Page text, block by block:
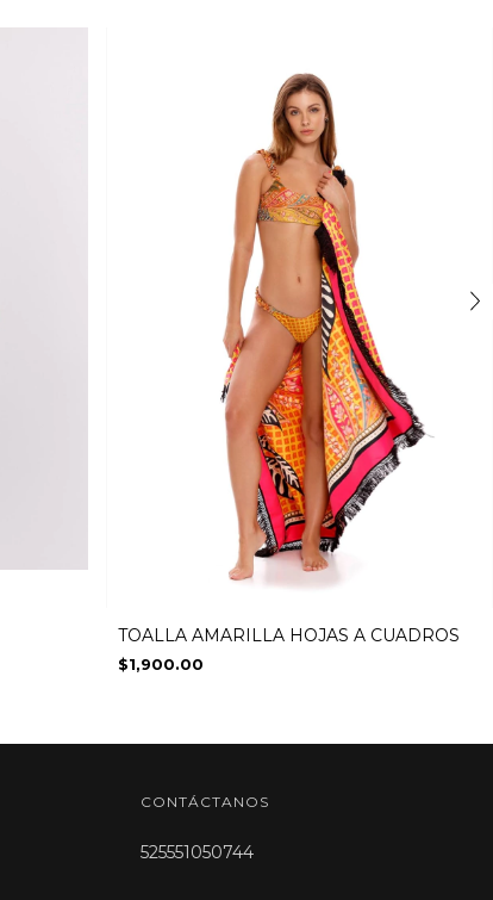
TOALLA AMARILLA HOJAS A CUADROS
$1,900.00
CONTÁCTANOS
525551050744